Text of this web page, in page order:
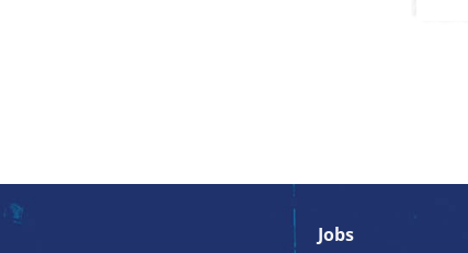
Jobs